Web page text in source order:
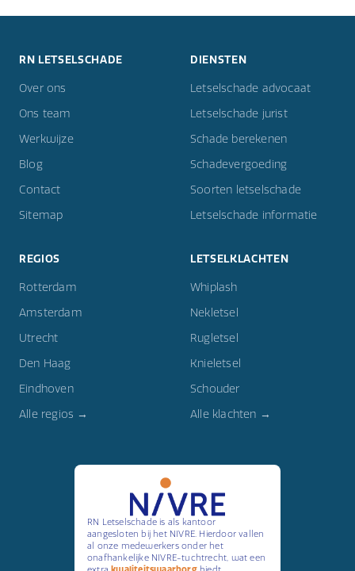
RN LETSELSCHADE
Over ons
Ons team
Werkwijze
Blog
Contact
Sitemap
DIENSTEN
Letselschade advocaat
Letselschade jurist
Schade berekenen
Schadevergoeding
Soorten letselschade
Letselschade informatie
REGIOS
Rotterdam
Amsterdam
Utrecht
Den Haag
Eindhoven
Alle regios →
LETSELKLACHTEN
Whiplash
Nekletsel
Rugletsel
Knieletsel
Schouder
Alle klachten →
RN Letselschade is als kantoor
aangesloten bij het NIVRE. Hierdoor vallen
al onze medewerkers onder het
onafhankelijke NIVRE-tuchtrecht, wat een